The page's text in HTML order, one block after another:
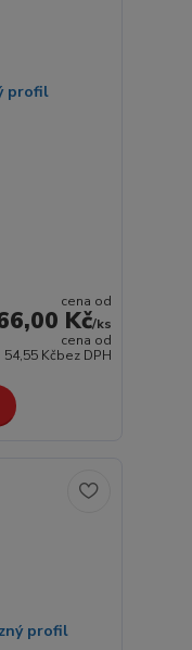
cena od
Kč/ks
cena od
54,55 Kčbez DPH